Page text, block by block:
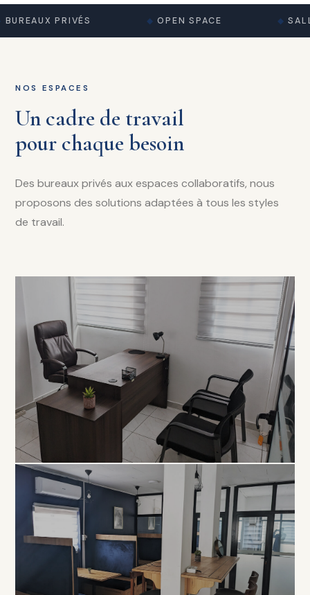
PRIVÉS OPEN SPACE
NOS ESPACES
Un cadre de travail
pour chaque besoin
Des bureaux privés aux espaces collaboratifs, nous
proposons des solutions adaptées à tous les styles
de travail.
EXCLUSIVITÉ
Bureau
Privé
À PARTIR DE 80 000 FCFA / MOIS